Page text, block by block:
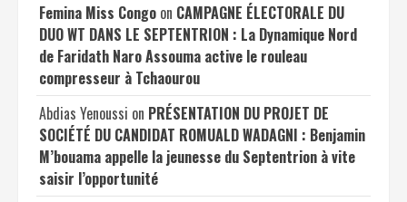
Femina Miss Congo on CAMPAGNE ÉLECTORALE DU
DUO WT DANS LE SEPTENTRION : La Dynamique Nord
de Faridath Naro Assouma active le rouleau
compresseur à Tchaourou
Abdias Yenoussi on PRÉSENTATION DU PROJET DE
SOCIÉTÉ DU CANDIDAT ROMUALD WADAGNI : Benjamin
M’bouama appelle la jeunesse du Septentrion à vite
saisir l’opportunité